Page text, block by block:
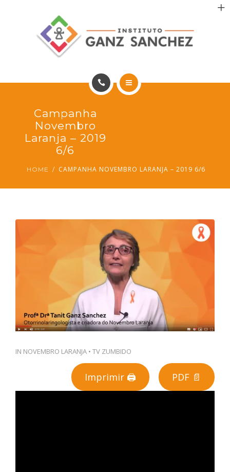
INCENTIVO AOS PACIENTES
PT
PORTFÓLIO
INCENTIVO AOS PACIENTES
CONTATO
Campanha
Novembro
Laranja – 2019
6/6
HOME CAMPANHA NOVEMBRO LARANJA – 2019 6/6
IN NOVEMBRO LARANJA • TV ZUMBIDO
Imprimir 🖨 PDF 📄